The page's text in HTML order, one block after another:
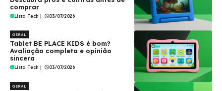
comprar
Lista Tech | 03/07/2026
GERAL
Tablet BE PLACE KIDS é bom?
Avaliação completa e opinião
sincera
Lista Tech | 03/07/2026
GERAL